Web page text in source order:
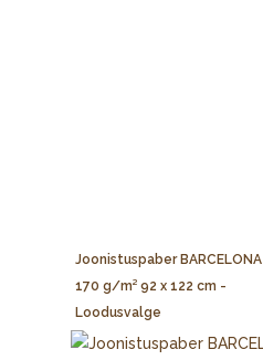
Joonistuspaber BARCELONA
170 g/m² 92 x 122 cm -
Loodusvalge